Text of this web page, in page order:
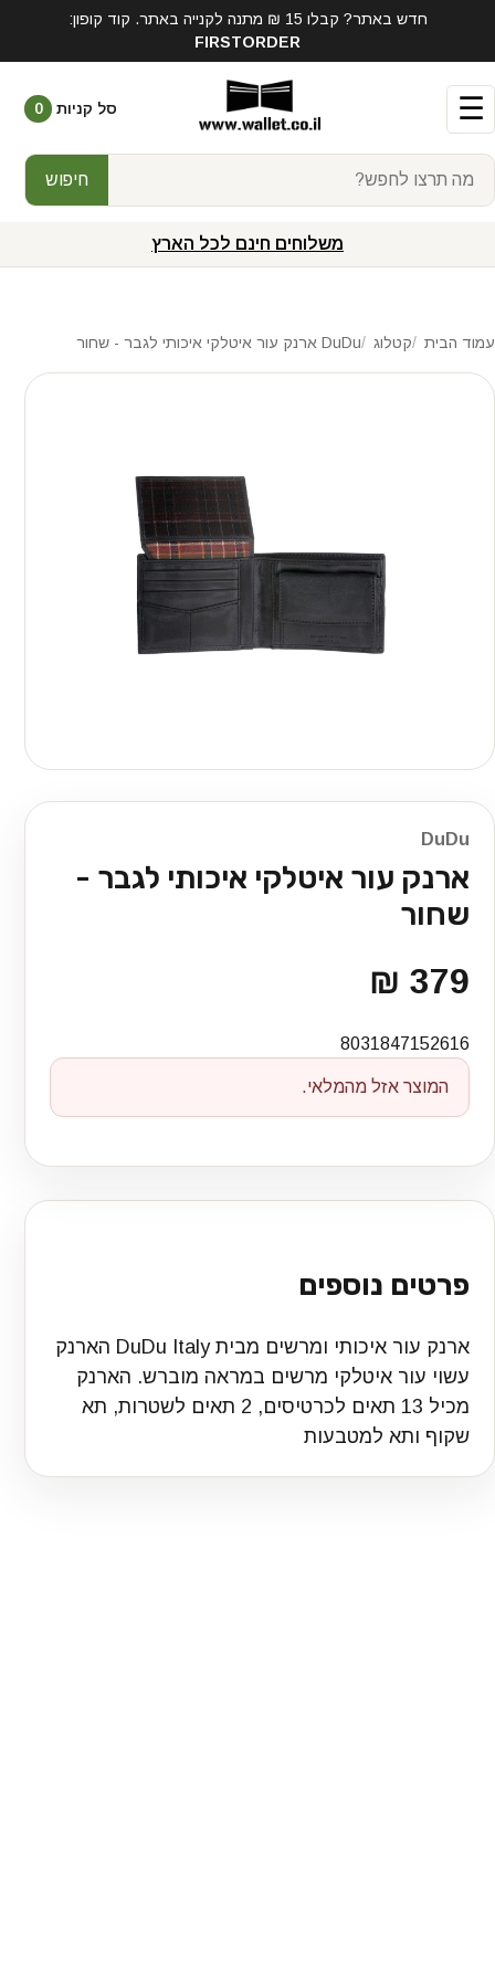
חדש באתר? קבלו 15 ₪ מתנה לקנייה באתר. קוד קופון:
FIRSTORDER
☰
חיפוש
סל קניות 0
משלוחים חינם לכל הארץ
עמוד הבית קטלוג DuDu ארנק עור איטלקי איכותי לגבר - שחור
DuDu
ארנק עור איטלקי איכותי לגבר -
שחור
379 ₪
8031847152616
המוצר אזל מהמלאי.
פרטים נוספים
ארנק עור איכותי ומרשים מבית DuDu Italy הארנק
עשוי עור איטלקי מרשים במראה מוברש. הארנק
מכיל 13 תאים לכרטיסים, 2 תאים לשטרות, תא
שקוף ותא למטבעות